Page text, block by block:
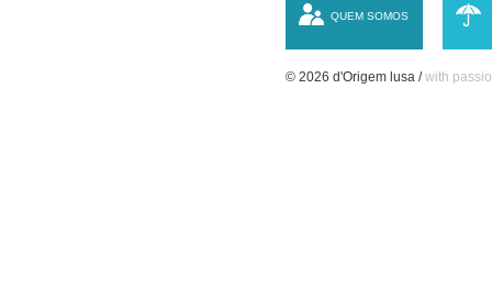
QUEM SOMOS
© 2026 d'Origem lusa /with